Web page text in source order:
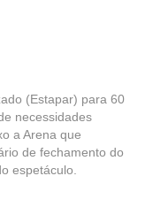
(Estapar) para 60
necessidades
a Arena que
de fechamento do
espetáculo.